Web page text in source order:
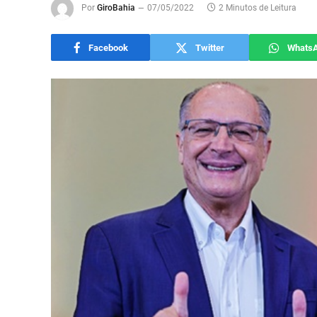
Por GiroBahia 07/05/2022 2 Minutos de Leitura
Facebook Twitter